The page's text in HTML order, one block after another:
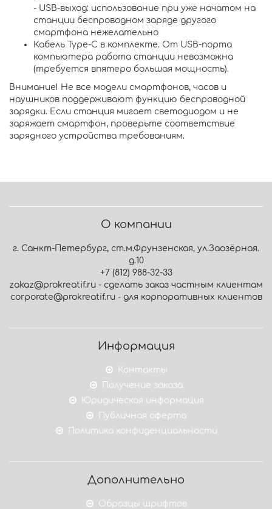
- USB-выход: использование при уже начатом на
станции беспроводном заряде другого
смартфона нежелательно
Кабель Type-C в комплекте. От USB-порта
компьютера работа станции невозможна
(требуется впятеро большая мощность).
Внимание! Не все модели смартфонов, часов и
наушников поддерживают функцию беспроводной
зарядки. Если станция мигает светодиодом и не
заряжает смартфон, проверьте соответствие
зарядного устройства требованиям.
О компании
г. Санкт-Петербург, ст.м.Фрунзенская, ул.Заозёрная.
д.10
+7 (812) 988-32-33
zakaz@prokreatif.ru - сделать заказ частным клиентам
corporate@prokreatif.ru - для корпоративных клиентов
Информация
Контакты
Получение заказа
Юридическая информация
Публичная оферта
Политика конфиденциальности
Дополнительно
Образцы шрифтов